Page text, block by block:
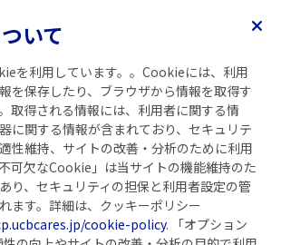
記事一覧
いて
を利用しています。。Cookieには、利用
を保存したり、ブラウザから情報を取得す
取得される情報には、利用者に関する情
に関する情報が含まれており、セキュリテ
性維持、サイトの改善・分析のために利用
可欠なCookie」は当サイトの機能維持のた
り、セキュリティの担保と利用者設定の管
ます。詳細は、クッキーポリシー
cookie-policy. 「オプション